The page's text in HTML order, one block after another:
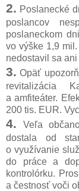
2. Poslanecké
poslancov
poslaneckom
vo výške 1,9
nedostavil sa
3. Opäť
revitalizácia
a amfiteáter.
200 tis. EUR.
4. Veľa
dostala od
o využívanie
do práce a
kontrolórku.
a čestnosť voči